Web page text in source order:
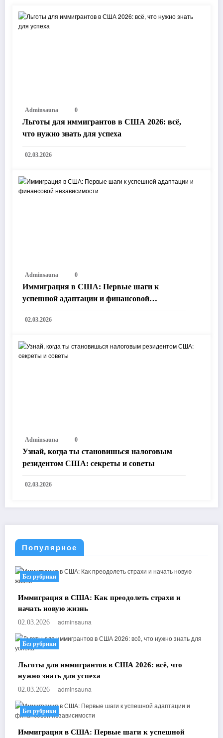
Adminsauna 0
Льготы для иммигрантов в США 2026: всё,
что нужно знать для успеха
02.03.2026
Adminsauna 0
Иммиграция в США: Первые шаги к
успешной адаптации и финансовой
независимости
02.03.2026
Adminsauna 0
Узнай, когда ты становишься налоговым
резидентом США: секреты и советы
02.03.2026
Популярное
Без рубрики
Иммиграция в США: Как преодолеть страхи и
начать новую жизнь
02.03.2026 adminsauna
Без рубрики
Льготы для иммигрантов в США 2026: всё, что
нужно знать для успеха
02.03.2026 adminsauna
Без рубрики
Иммиграция в США: Первые шаги к успешной